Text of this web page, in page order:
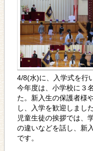
4/8(水)に、入学式を行
今年度は、小学校に３
た。新入生の保護者様
し、入学を歓迎しました
児童生徒の挨拶では、
の違いなどを話し、新
です。